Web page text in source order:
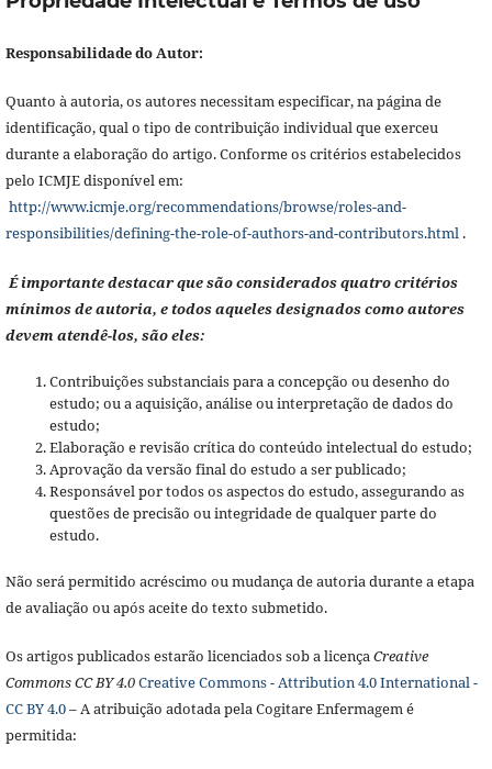
Responsabilidade do Autor:
Quanto à autoria, os autores necessitam especificar, na página de
identificação, qual o tipo de contribuição individual que exerceu
durante a elaboração do artigo. Conforme os critérios estabelecidos
pelo ICMJE disponível em:
http://www.icmje.org/recommendations/browse/roles-and-
responsibilities/defining-the-role-of-authors-and-contributors.html.
É importante destacar que são considerados quatro critérios
mínimos de autoria, e todos aqueles designados como autores
devem atendê-los, são eles:
Contribuições substanciais para a concepção ou desenho do
estudo; ou a aquisição, análise ou interpretação de dados do
estudo;
Elaboração e revisão crítica do conteúdo intelectual do estudo;
Aprovação da versão final do estudo a ser publicado;
Responsável por todos os aspectos do estudo, assegurando as
questões de precisão ou integridade de qualquer parte do
estudo.
Não será permitido acréscimo ou mudança de autoria durante a etapa
de avaliação ou após aceite do texto submetido.
Os artigos publicados estarão licenciados sob a licença Creative
Commons CC BY 4.0Creative Commons - Attribution 4.0 International -
CC BY 4.0– A atribuição adotada pela Cogitare Enfermagem é
permitida: